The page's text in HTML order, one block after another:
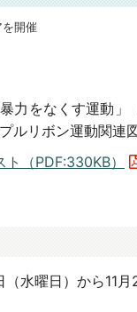
を開催
暴力をなくす運動
ルリボン運動関連
（PDF:330KB）
（水曜日）から11月